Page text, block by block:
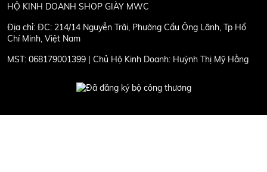
HỘ KINH DOANH SHOP GIÀY MWC
Địa chỉ: ĐC: 214/14 Nguyễn Trãi, Phường Cầu Ông Lãnh, Tp Hồ
Chí Minh, Việt Nam
MST: 068179001399 | Chủ Hộ Kinh Doanh: Huỳnh Thị Mỹ Hằng